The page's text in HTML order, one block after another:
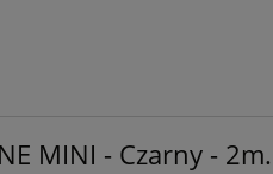
MINI - Czarny - 2m.